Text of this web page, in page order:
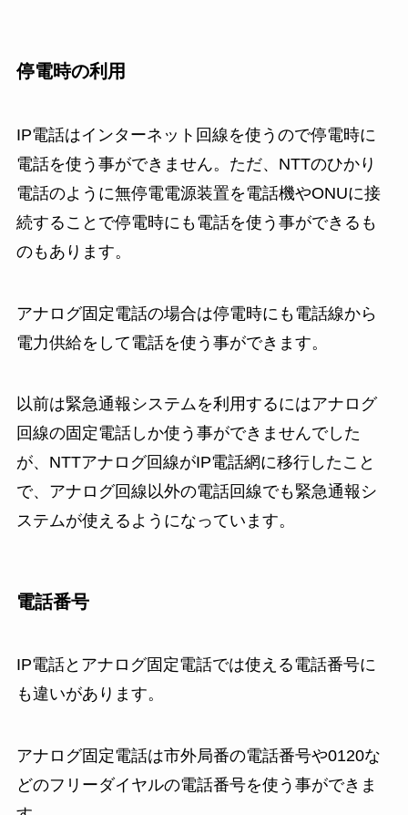
停電時の利用
IP電話はインターネット回線を使うので停電時に
電話を使う事ができません。ただ、NTTのひかり
電話のように無停電電源装置を電話機やONUに接
続することで停電時にも電話を使う事ができるも
のもあります。
アナログ固定電話の場合は停電時にも電話線から
電力供給をして電話を使う事ができます。
以前は緊急通報システムを利用するにはアナログ
回線の固定電話しか使う事ができませんでした
が、NTTアナログ回線がIP電話網に移行したこと
で、アナログ回線以外の電話回線でも緊急通報シ
ステムが使えるようになっています。
電話番号
IP電話とアナログ固定電話では使える電話番号に
も違いがあります。
アナログ固定電話は市外局番の電話番号や0120な
どのフリーダイヤルの電話番号を使う事ができま